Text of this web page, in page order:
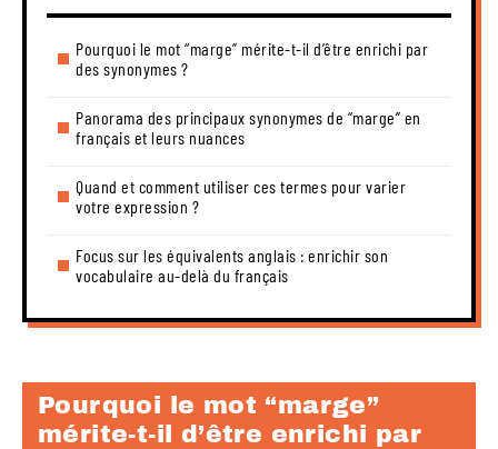
Pourquoi le mot “marge” mérite-t-il d’être enrichi par
des synonymes ?
Panorama des principaux synonymes de “marge” en
français et leurs nuances
Quand et comment utiliser ces termes pour varier
votre expression ?
Focus sur les équivalents anglais : enrichir son
vocabulaire au-delà du français
Pourquoi le mot “marge”
mérite-t-il d’être enrichi par